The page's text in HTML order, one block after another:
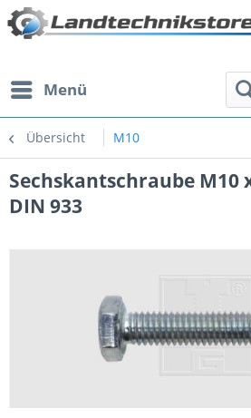
Menü
Übersicht M10
Sechskantschraube M10
DIN 933